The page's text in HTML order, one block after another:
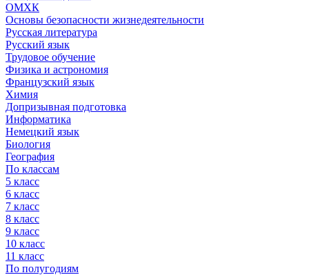
ОМХК
Основы безопасности жизнедеятельности
Русская литература
Русский язык
Трудовое обучение
Физика и астрономия
Французский язык
Химия
Допризывная подготовка
Информатика
Немецкий язык
Биология
География
По классам
5 класс
6 класс
7 класс
8 класс
9 класс
10 класс
11 класс
По полугодиям